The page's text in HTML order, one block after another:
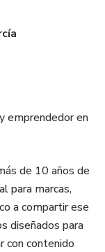
de edición
ganas de
emprendedor en
de 10 años de
para marcas,
a compartir ese
diseñados para
con contenido